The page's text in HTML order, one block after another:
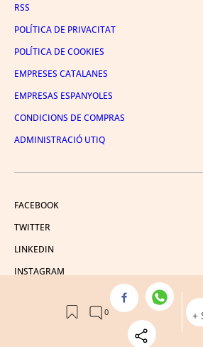
RSS
POLÍTICA DE PRIVACITAT
POLÍTICA DE COOKIES
EMPRESES CATALANES
EMPRESAS ESPANYOLES
CONDICIONS DE COMPRAS
ADMINISTRACIÓ UTIQ
FACEBOOK
TWITTER
LINKEDIN
INSTAGRAM
© 2026 Crónica Global Media, SL